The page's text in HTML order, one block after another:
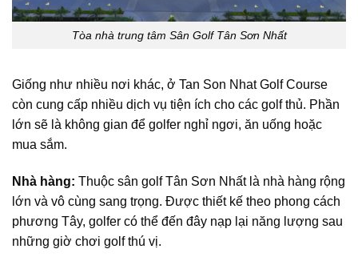
Tòa nhà trung tâm Sân Golf Tân Sơn Nhất
Giống như nhiều nơi khác, ở Tan Son Nhat Golf Course
còn cung cấp nhiều dịch vụ tiện ích cho các golf thủ. Phần
lớn sẽ là không gian để golfer nghỉ ngơi, ăn uống hoặc
mua sắm.
Nhà hàng: Thuộc sân golf Tân Sơn Nhất là nhà hàng rộng
lớn và vô cùng sang trọng. Được thiết kế theo phong cách
phương Tây, golfer có thể đến đây nạp lại năng lượng sau
những giờ chơi golf thú vị.